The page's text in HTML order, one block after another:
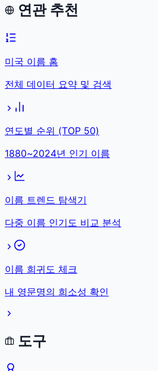
연관 추천
미국 이름 홈
전체 데이터 요약 및 검색
연도별 순위 (TOP 50)
1880~2024년 인기 이름
이름 트렌드 탐색기
다중 이름 인기도 비교 분석
이름 희귀도 체크
내 영문명의 희소성 확인
도구